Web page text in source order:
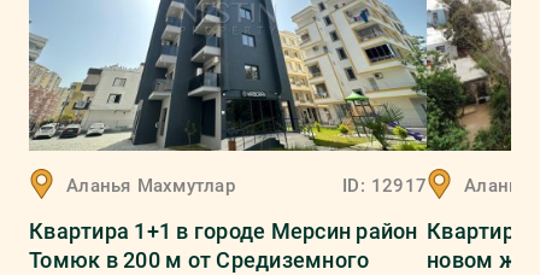
Аланья Махмутлар ID: 12917
Квартира 1+1 в городе Мерсин район
Томюк в 200 м от Средиземного
Аланья
Квартира
новом